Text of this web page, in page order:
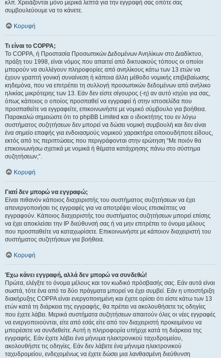
κλπ. Χρειάζονται μόνο μερικά λεπτά για την εγγραφή σας οπότε σας
συμβουλεύουμε να το κάνετε.
Κορυφή
Τι είναι το COPPA;
Το COPPA, ή Προστασία Προσωπικών Δεδομένων Ανηλίκων στο Διαδίκτυο,
πράξη του 1998, είναι νόμος που απαιτεί από δικτυακούς τόπους οι οποίοι
μπορούν να συλλέγουν πληροφορίες από ανηλίκους κάτω των 13 ετών να
έχουν γραπτή γονική συναίνεση ή κάποια άλλη μέθοδο νομικής επιβεβαίωσης
κηδεμόνα, που να επιτρέπει τη συλλογή προσωπικών δεδομένων από ανήλικο
ηλικίας μικρότερης των 13. Εάν δεν είστε σίγουρος (-η) αν αυτό ισχύει για σας,
όπως κάποιος ο οποίος προσπαθεί να εγγραφεί ή στην ιστοσελίδα που
προσπαθείτε να εγγραφείτε, επικοινωνήστε με νομικό σύμβουλο για βοήθεια.
Παρακαλώ σημειώστε ότι το phpBB Limited και ο ιδιοκτήτης του εν λόγω
συστήματος συζητήσεων δεν μπορεί να δώσει νομική συμβουλή και δεν είναι
ένα σημείο επαφής για ενδοιασμούς νομικού χαρακτήρα οποιουδήποτε είδους,
εκτός από τις περιπτώσεις που περιγράφονται στην ερώτηση “Με ποιόν θα
επικοινωνήσω σχετικά με νομικά ή θέματα κατάχρησης πάνω στο σύστημα
συζητήσεων;”.
Κορυφή
Γιατί δεν μπορώ να εγγραφώ;
Είναι πιθανόν κάποιος διαχειριστής του συστήματος συζητήσεων να έχει
απενεργοποιήσει τις εγγραφές για να αποτρέψει νέους επισκέπτες να
εγγραφούν. Κάποιος διαχειριστής του συστήματος συζητήσεων μπορεί επίσης
να έχει αποκλείσει την IP διεύθυνσή σας ή να μην επιτρέπει το όνομα μέλους
που προσπαθείτε να καταχωρίσετε. Επικοινωνήστε με κάποιον διαχειριστή του
συστήματος συζητήσεων για βοήθεια.
Κορυφή
Έχω κάνει εγγραφή, αλλά δεν μπορώ να συνδεθώ!
Πρώτα, ελέγξτε το όνομα μέλους και τον κωδικό πρόσβασής σας. Εάν αυτά είναι
σωστά, τότε ένα από τα δύο πράγματα μπορεί να έχει συμβεί. Εάν η υποστήριξη
διακήρυξης COPPA είναι ενεργοποιημένη και έχετε ορίσει ότι είστε κάτω των 13
ετών κατά τη διάρκεια της εγγραφής, θα πρέπει να ακολουθήσετε τις οδηγίες
που έχετε λάβει. Μερικά συστήματα συζητήσεων απαιτούν όλες οι νέες εγγραφές
να ενεργοποιούνται, είτε από εσάς είτε από τον διαχειριστή προκειμένου να
μπορέσετε να συνδεθείτε. Αυτή η πληροφορία υπήρχε κατά τη διάρκεια της
εγγραφής. Εάν έχετε λάβει ένα μήνυμα ηλεκτρονικού ταχυδρομείου,
ακολουθήστε τις οδηγίες. Εάν δεν λάβετε ένα μήνυμα ηλεκτρονικού
ταχυδρομείου, ενδεχομένως να έχετε δώσει μια λανθασμένη διεύθυνση